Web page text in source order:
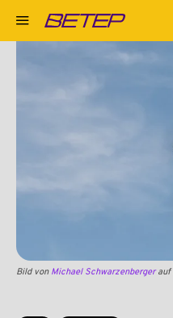
Bild von Michael Schwarzenbergerauf